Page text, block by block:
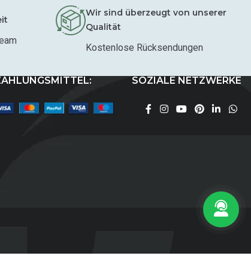
Wir sind überzeugt von unserer
Qualität
Kostenlose Rücksendungen
SOZIALE NETZWERKE